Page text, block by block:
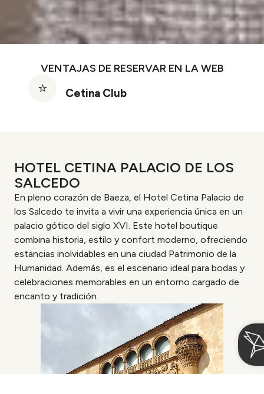
VENTAJAS DE RESERVAR EN LA WEB
Cetina Club
HOTEL CETINA PALACIO DE LOS
SALCEDO
En pleno corazón de Baeza, el Hotel Cetina Palacio de
los Salcedo te invita a vivir una experiencia única en un
palacio gótico del siglo XVI. Este hotel boutique
combina historia, estilo y confort moderno, ofreciendo
estancias inolvidables en una ciudad Patrimonio de la
Humanidad. Además, es el escenario ideal para bodas y
celebraciones memorables en un entorno cargado de
encanto y tradición.